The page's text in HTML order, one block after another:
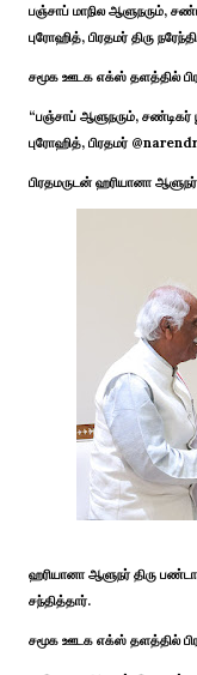
பஞ்சாப் மாநில ஆளுநரும்,
புரோஹித், பிரதமர் திரு
சமூக ஊடக எக்ஸ் தளத்தில்
“பஞ்சாப் ஆளுநரும், சண்டிகர்
புரோஹித், பிரதமர்
பிரதமருடன் ஹரியானா ஆளுநர்
ஹரியானா ஆளுநர் திரு
சந்தித்தார்.
சமூக ஊடக எக்ஸ் தளத்தில்